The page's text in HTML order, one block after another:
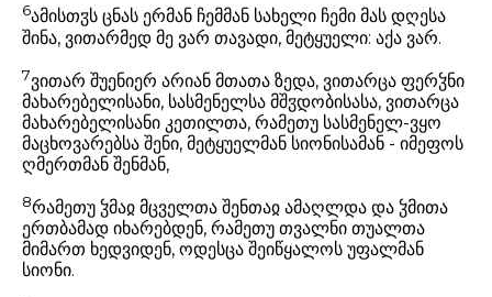
6ამისთჳს ცნას ერმან ჩემმან სახელი ჩემი მას დღესა
შინა, ვითარმედ მე ვარ თავადი, მეტყუელი: აქა ვარ.
7ვითარ შუენიერ არიან მთათა ზედა, ვითარცა ფერჴნი
მახარებელისანი, სასმენელსა მშჳდობისასა, ვითარცა
მახარებელისანი კეთილთა, რამეთუ სასმენელ-ვყო
მაცხოვარებსა შენი, მეტყუელმან სიონისამან - იმეფოს
ღმერთმან შენმან,
8რამეთუ ჴმაჲ მცველთა შენთაჲ ამაღლდა და ჴმითა
ერთბამად იხარებდენ, რამეთუ თვალნი თუალთა
მიმართ ხედვიდენ, ოდესცა შეიწყალოს უფალმან
სიონი.